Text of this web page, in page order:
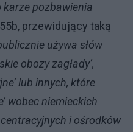
pozbawienia
przewidujący taką
używa słów
obozy zagłady’,
lub innych, które
wobec niemieckich
i ośrodków